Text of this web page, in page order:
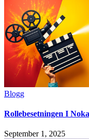
Blogg
Rollebesetningen I
September 1, 2025